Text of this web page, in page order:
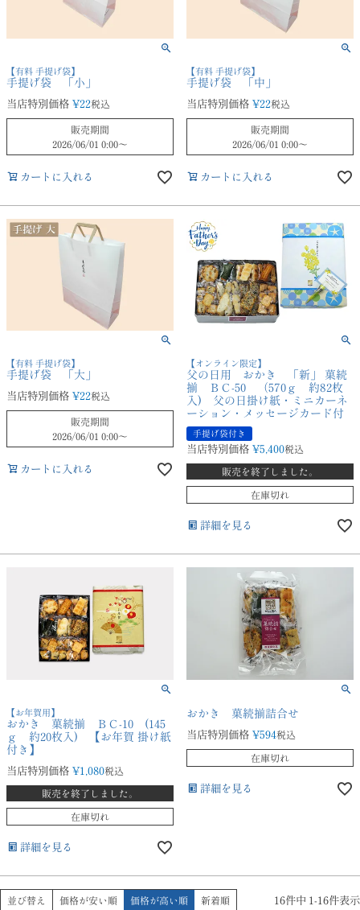
【有料 手提げ袋】
手提げ袋 「小」
当店特別価格 ¥22税込
販売期間
2026/06/01 0:00〜
カートに入れる
【有料 手提げ袋】
手提げ袋 「中」
当店特別価格 ¥22税込
販売期間
2026/06/01 0:00〜
カートに入れる
【有料 手提げ袋】
手提げ袋 「大」
当店特別価格 ¥22税込
販売期間
2026/06/01 0:00〜
カートに入れる
【オンライン限定】
父の日用 おかき 「新」 菓続
揃 ＢＣ-50 （570ｇ 約82枚
入) 父の日掛け紙・ミニカーネ
ーション・メッセージカード付
手提げ袋付き
当店特別価格 ¥5,400税込
販売を終了しました。
在庫切れ
詳細を見る
【お年賀用】
おかき 菓続揃 ＢＣ-10 (145
ｇ 約20枚入) 【お年賀 掛け紙
付き】
当店特別価格 ¥1,080税込
販売を終了しました。
在庫切れ
詳細を見る
おかき 菓続揃詰合せ
当店特別価格 ¥594税込
在庫切れ
詳細を見る
並び替え 価格が安い順 価格が高い順 新着順 16件中 1 -16件表示